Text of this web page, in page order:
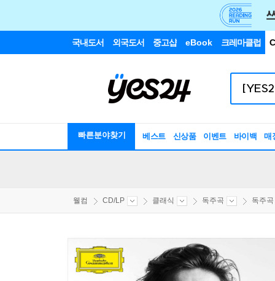
국내도서 외국도서 중고샵 eBook 크레마클럽
빠른분야찾기 베스트 신상품 이벤트 바이백 매
웰컴 CD/LP 클래식 독주곡 독주